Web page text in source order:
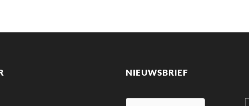
NIEUWSBRIEF